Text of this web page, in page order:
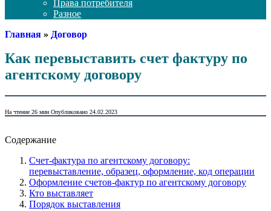
Права потребителя
Разное
Главная » Договор
Как перевыставить счет фактуру по
агентскому договору
На чтение 26 мин Опубликовано 24.02.2023
Содержание
Счет-фактура по агентскому договору:
перевыставление, образец, оформление, код операции
Оформление счетов-фактур по агентскому договору
Кто выставляет
Порядок выставления